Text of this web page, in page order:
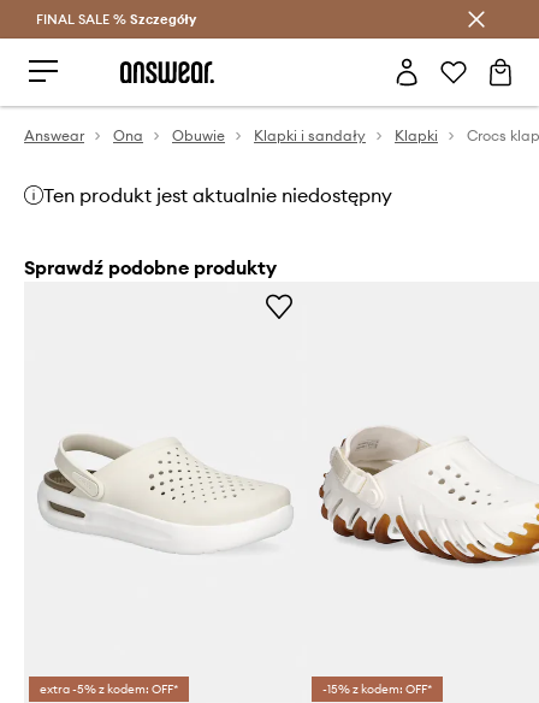
Oszczędzaj z Answear Club >
FINAL SALE % Szczegóły
Answear Ona Obuwie Klapki i sandały Klapki Crocs
Ten produkt jest aktualnie niedostępny
Sprawdź podobne produkty
extra -5% z kodem: OFF* -15% z kodem: OFF*